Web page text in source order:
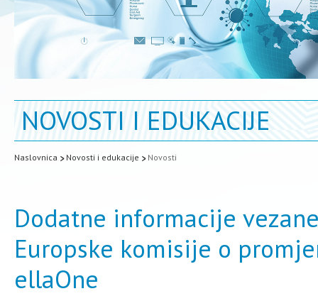
NOVOSTI I EDUKACIJE
Naslovnica Novosti i edukacije Novosti
Dodatne informacije
Europske komisije o
ellaOne